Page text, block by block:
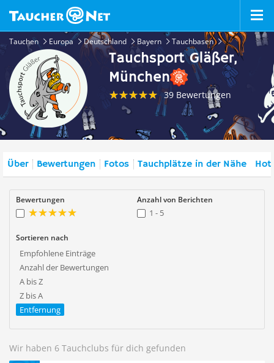
Tauchen Europa Deutschland Bayern Tauchbasen
Tauchsport Gläßer,
München
39 Bewertungen
Über Bewertungen Fotos Tauchplätze in der Nähe
Bewertungen Anzahl von Berichten
1 - 5
Sortieren nach
Empfohlene Einträge
Anzahl der Bewertungen
A bis Z
Z bis A
Entfernung
Wir haben 6 Tauchclubs für dich gefunden